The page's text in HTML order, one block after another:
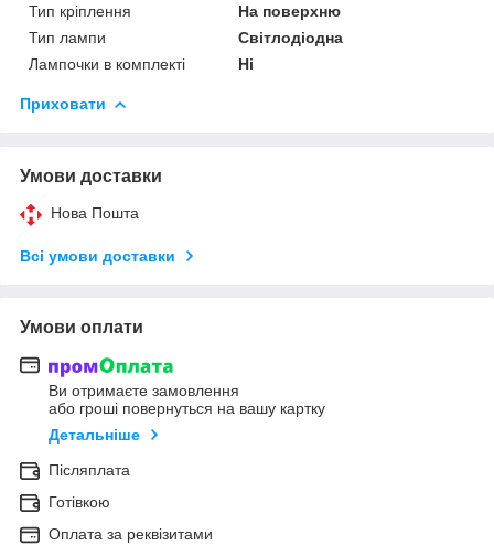
Тип кріплення
На поверхню
Тип лампи
Світлодіодна
Лампочки в комплекті
Ні
Приховати
Умови доставки
Нова Пошта
Всі умови доставки
Умови оплати
Ви отримаєте замовлення
або гроші повернуться на вашу картку
Детальніше
Післяплата
Готівкою
Оплата за реквізитами